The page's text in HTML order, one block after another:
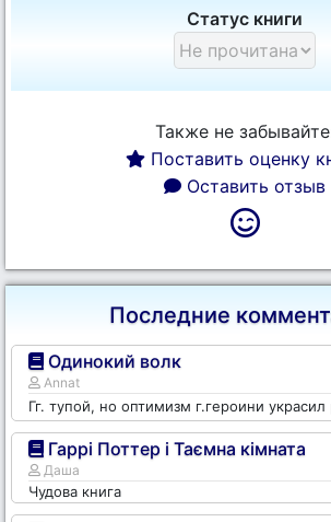
Статус книги
Также не
Поставить оценку
Оставить отзыв
Последние
Одинокий волк
Annat
Гг. тупой, но оптимизм г.героини
Гаррі Поттер і Таємна кімната
Даша
Чудова книга